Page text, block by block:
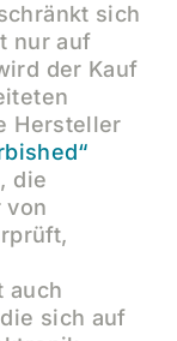
sich
nur auf
der Kauf
Hersteller
die
von
auch
sich auf